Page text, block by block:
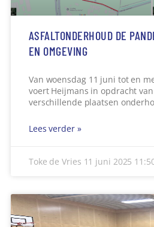
ASFALTONDERHOUD DE
EN OMGEVING
Van woensdag 11 juni tot en
voert Heijmans in opdracht
verschillende plaatsen
Lees verder »
Toke de Vries 11 juni 2025